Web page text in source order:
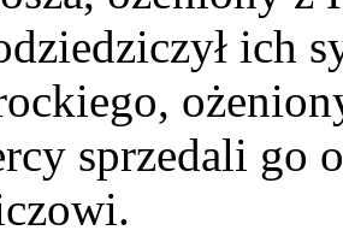
ich
sprzedali go